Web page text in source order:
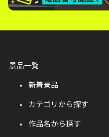
景品一覧
新着景品
カテゴリから探す
作品名から探す